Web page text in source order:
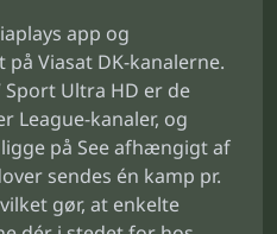
app og
Viasat DK-kanalerne.
Sport Ultra HD er de
League-kanaler, og
på See afhængigt af
sendes én kamp pr.
gør, at enkelte